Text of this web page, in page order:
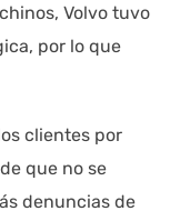
Volvo tuvo
por lo que
clientes por
que no se
denuncias de